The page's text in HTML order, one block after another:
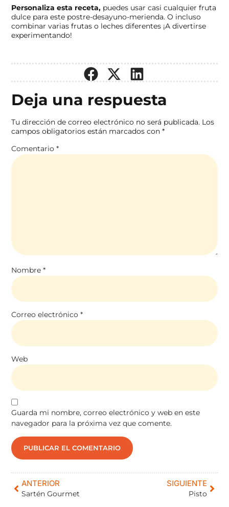
Personaliza esta receta, puedes usar casi cualquier fruta
dulce para este postre-desayuno-merienda. O incluso
combinar varias frutas o leches diferentes ¡A divertirse
experimentando!
Deja una respuesta
Tu dirección de correo electrónico no será publicada. Los
campos obligatorios están marcados con*
Comentario*
Nombre*
Correo electrónico*
Web
Guarda mi nombre, correo electrónico y web en este
navegador para la próxima vez que comente.
ANTERIOR
Sartén Gourmet
SIGUIENTE
Pisto